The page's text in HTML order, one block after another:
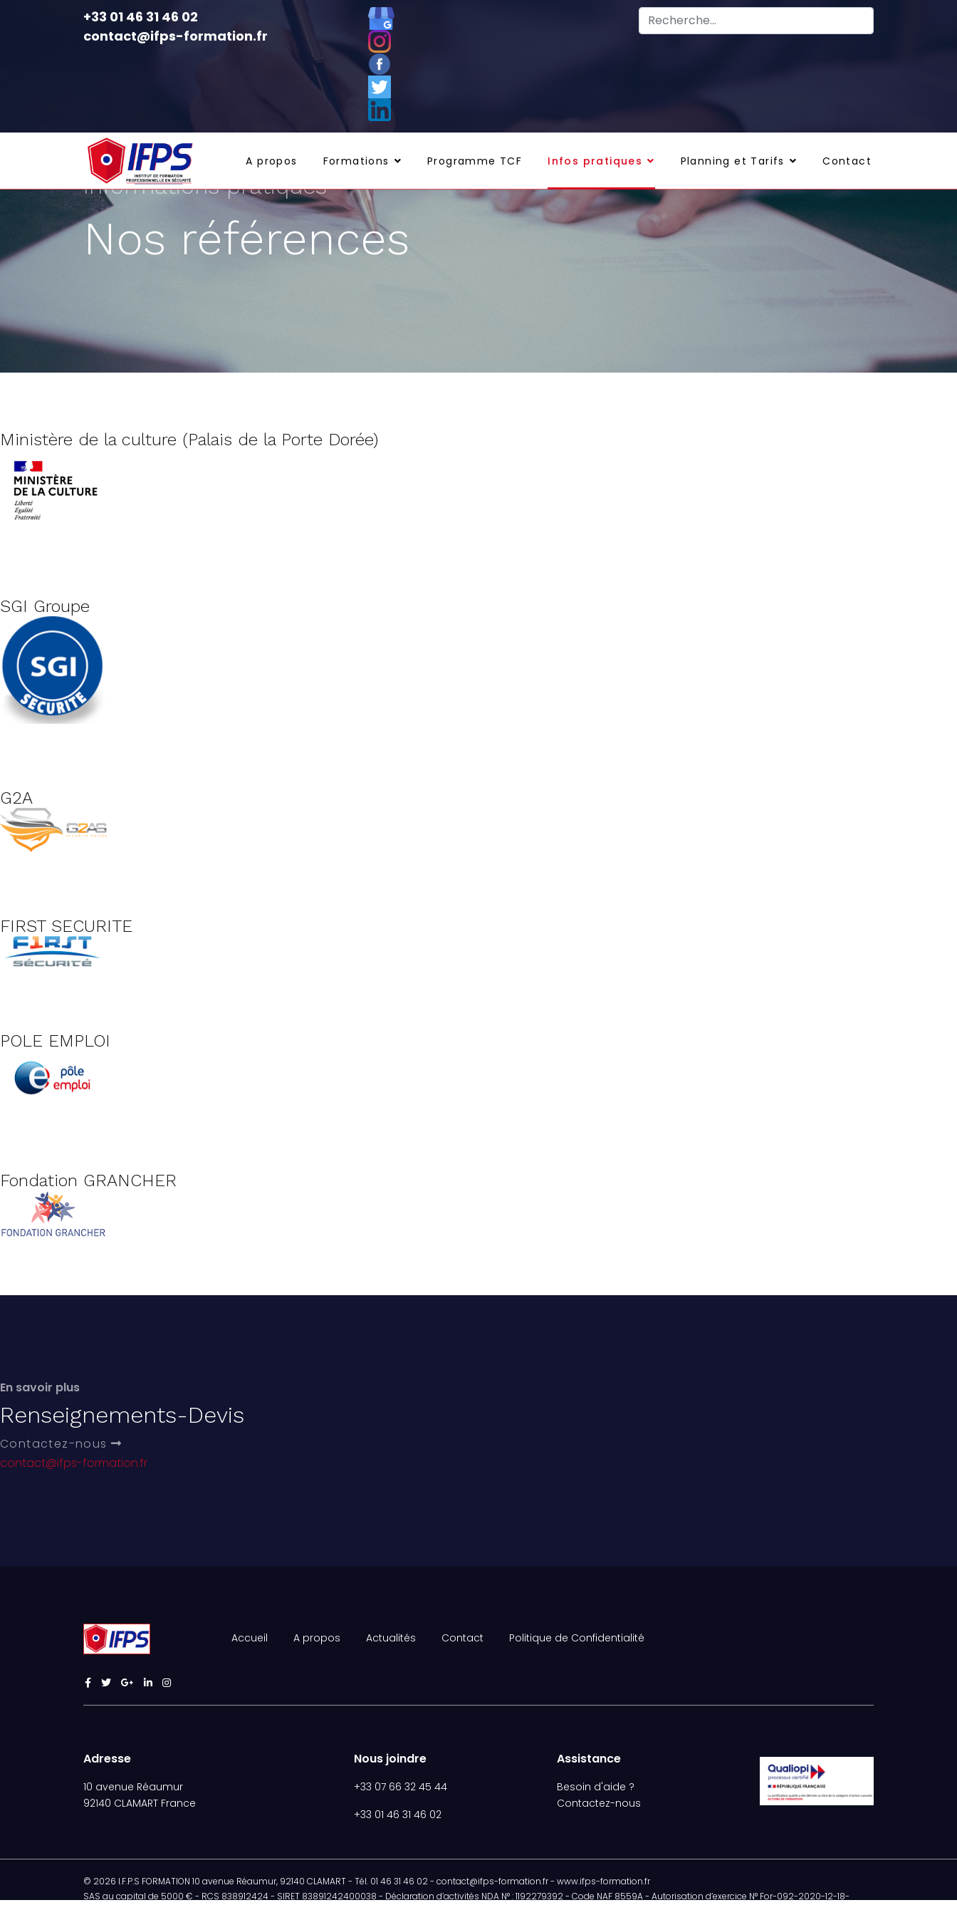
+33 01 46 31 46 02
contact@ifps-formation.fr
A propos Formations Programme TCF Infos pratiques Planning et Tarifs Contact
Informations pratiques
Nos références
Ministère de la culture (Palais de la Porte Dorée)
SGI Groupe
G2A
FIRST SECURITE
POLE EMPLOI
Fondation GRANCHER
En savoir plus
Renseignements-Devis
Contactez-nous
contact@ifps-formation.fr
Accueil A propos Actualités Contact Politique de Confidentialité
Adresse
10 avenue Réaumur
92140 CLAMART France
Nous joindre
+33 07 66 32 45 44
+33 01 46 31 46 02
Assistance
Besoin d'aide ?
Contactez-nous
© 2026 I.F.P.S FORMATION 10 avenue Réaumur, 92140 CLAMART - Tél. 01 46 31 46 02 - contact@ifps-formation.fr - www.ifps-formation.fr
SAS au capital de 5000 € - RCS 838912424 - SIRET 83891242400038 - Déclaration d’activités NDA N° : 1192279392 - Code NAF 8559A - Autorisation d’exercice N° For-092-2020-12-18-